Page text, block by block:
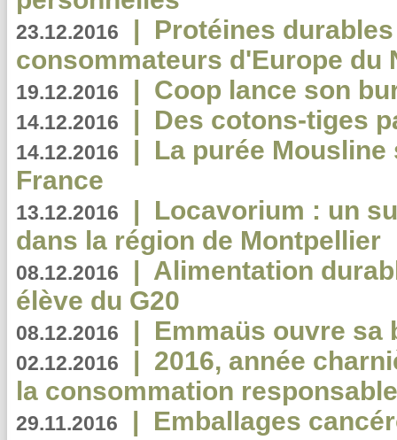
23.12.2016 | Protéines
consommateurs d'Europe du
19.12.2016 | Coop lance son
14.12.2016 | Des cotons-tiges
14.12.2016 | La purée
France
13.12.2016 | Locavorium : un
dans la région de Montpellier
08.12.2016 | Alimentation
élève du G20
08.12.2016 | Emmaüs ouvre sa
02.12.2016 | 2016, année
la consommation
29.11.2016 | Emballages